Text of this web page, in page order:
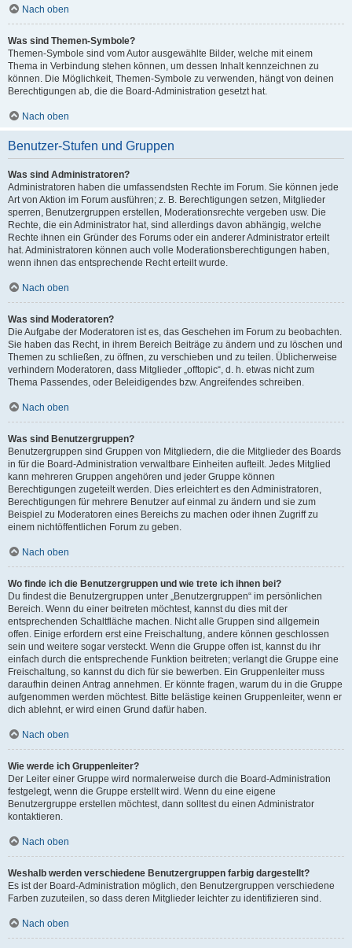
Nach oben
Was sind Themen-Symbole?
Themen-Symbole sind vom Autor ausgewählte Bilder, welche mit einem
Thema in Verbindung stehen können, um dessen Inhalt kennzeichnen zu
können. Die Möglichkeit, Themen-Symbole zu verwenden, hängt von deinen
Berechtigungen ab, die die Board-Administration gesetzt hat.
Nach oben
Benutzer-Stufen und Gruppen
Was sind Administratoren?
Administratoren haben die umfassendsten Rechte im Forum. Sie können jede
Art von Aktion im Forum ausführen; z. B. Berechtigungen setzen, Mitglieder
sperren, Benutzergruppen erstellen, Moderationsrechte vergeben usw. Die
Rechte, die ein Administrator hat, sind allerdings davon abhängig, welche
Rechte ihnen ein Gründer des Forums oder ein anderer Administrator erteilt
hat. Administratoren können auch volle Moderationsberechtigungen haben,
wenn ihnen das entsprechende Recht erteilt wurde.
Nach oben
Was sind Moderatoren?
Die Aufgabe der Moderatoren ist es, das Geschehen im Forum zu beobachten.
Sie haben das Recht, in ihrem Bereich Beiträge zu ändern und zu löschen und
Themen zu schließen, zu öffnen, zu verschieben und zu teilen. Üblicherweise
verhindern Moderatoren, dass Mitglieder „offtopic“, d. h. etwas nicht zum
Thema Passendes, oder Beleidigendes bzw. Angreifendes schreiben.
Nach oben
Was sind Benutzergruppen?
Benutzergruppen sind Gruppen von Mitgliedern, die die Mitglieder des Boards
in für die Board-Administration verwaltbare Einheiten aufteilt. Jedes Mitglied
kann mehreren Gruppen angehören und jeder Gruppe können
Berechtigungen zugeteilt werden. Dies erleichtert es den Administratoren,
Berechtigungen für mehrere Benutzer auf einmal zu ändern und sie zum
Beispiel zu Moderatoren eines Bereichs zu machen oder ihnen Zugriff zu
einem nichtöffentlichen Forum zu geben.
Nach oben
Wo finde ich die Benutzergruppen und wie trete ich ihnen bei?
Du findest die Benutzergruppen unter „Benutzergruppen“ im persönlichen
Bereich. Wenn du einer beitreten möchtest, kannst du dies mit der
entsprechenden Schaltfläche machen. Nicht alle Gruppen sind allgemein
offen. Einige erfordern erst eine Freischaltung, andere können geschlossen
sein und weitere sogar versteckt. Wenn die Gruppe offen ist, kannst du ihr
einfach durch die entsprechende Funktion beitreten; verlangt die Gruppe eine
Freischaltung, so kannst du dich für sie bewerben. Ein Gruppenleiter muss
daraufhin deinen Antrag annehmen. Er könnte fragen, warum du in die Gruppe
aufgenommen werden möchtest. Bitte belästige keinen Gruppenleiter, wenn er
dich ablehnt, er wird einen Grund dafür haben.
Nach oben
Wie werde ich Gruppenleiter?
Der Leiter einer Gruppe wird normalerweise durch die Board-Administration
festgelegt, wenn die Gruppe erstellt wird. Wenn du eine eigene
Benutzergruppe erstellen möchtest, dann solltest du einen Administrator
kontaktieren.
Nach oben
Weshalb werden verschiedene Benutzergruppen farbig dargestellt?
Es ist der Board-Administration möglich, den Benutzergruppen verschiedene
Farben zuzuteilen, so dass deren Mitglieder leichter zu identifizieren sind.
Nach oben